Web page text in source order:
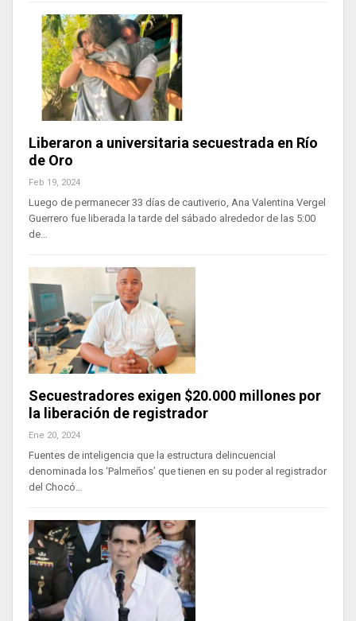
Liberaron a universitaria secuestrada en Río
de Oro
Feb 19, 2024
Luego de permanecer 33 días de cautiverio, Ana Valentina Vergel
Guerrero fue liberada la tarde del sábado alrededor de las 5:00
de…
Secuestradores exigen $20.000 millones por
la liberación de registrador
Ene 20, 2024
Fuentes de inteligencia que la estructura delincuencial
denominada los ‘Palmeños’ que tienen en su poder al registrador
del Chocó…